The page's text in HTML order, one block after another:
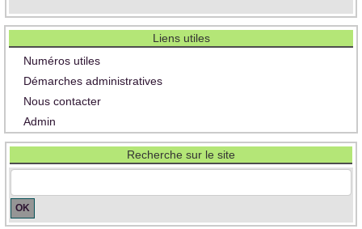
Liens utiles
Numéros utiles
Démarches administratives
Nous contacter
Admin
Recherche sur le site